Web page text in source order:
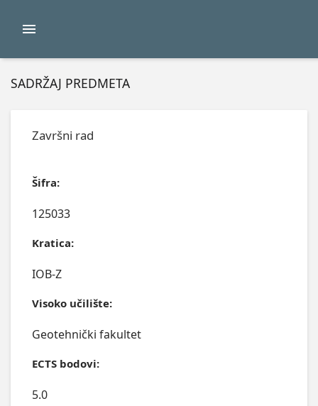
SADRŽAJ PREDMETA
Završni rad
Šifra:
125033
Kratica:
IOB-Z
Visoko učilište:
Geotehnički fakultet
ECTS bodovi:
5.0